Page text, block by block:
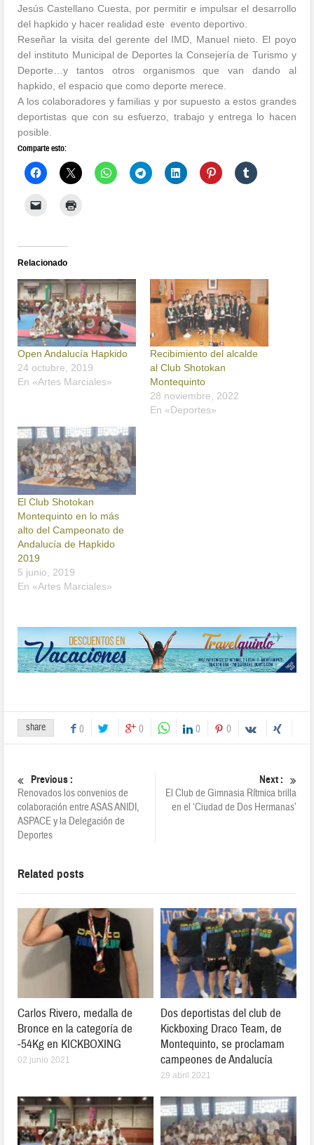
Jesús Castellano Cuesta, por permitir e impulsar el desarrollo
del hapkido y hacer realidad este evento deportivo.
Reseñar la visita del gerente del IMD, Manuel nieto. El poyo
del instituto Municipal de Deportes la Consejería de Turismo y
Deporte…y tantos otros organismos que van dando al
hapkido, el espacio que como deporte merece.
A los colaboradores y familias y por supuesto a estos grandes
deportistas que con su esfuerzo, trabajo y entrega lo hacen
posible.
Comparte esto:
Relacionado
Open Andalucía Hapkido
24 octubre, 2019
En «Artes Marciales»
Recibimiento del alcalde
al Club Shotokan
Montequinto
28 noviembre, 2022
En «Deportes»
El Club Shotokan
Montequinto en lo más
alto del Campeonato de
Andalucía de Hapkido
2019
5 junio, 2019
En «Artes Marciales»
share 0 0 0 0
Previous :
Renovados los convenios de
colaboración entre ASAS ANIDI,
ASPACE y la Delegación de
Deportes
Next :
El Club de Gimnasia Rítmica brilla
en el ‘Ciudad de Dos Hermanas’
Related posts
Carlos Rivero, medalla de
Bronce en la categoría de
-54Kg en KICKBOXING
02 junio 2021
Dos deportistas del club de
Kickboxing Draco Team, de
Montequinto, se proclamam
campeones de Andalucía
29 abril 2021